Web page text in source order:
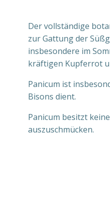
Der vollständige
zur Gattung der
insbesondere im
kräftigen Kupferrot
Panicum ist
Bisons dient.
Panicum besitzt
auszuschmücken.